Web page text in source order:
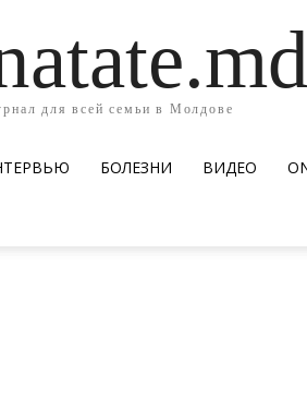
для всей семьи в Молдове
БОЛЕЗНИ ВИДЕО